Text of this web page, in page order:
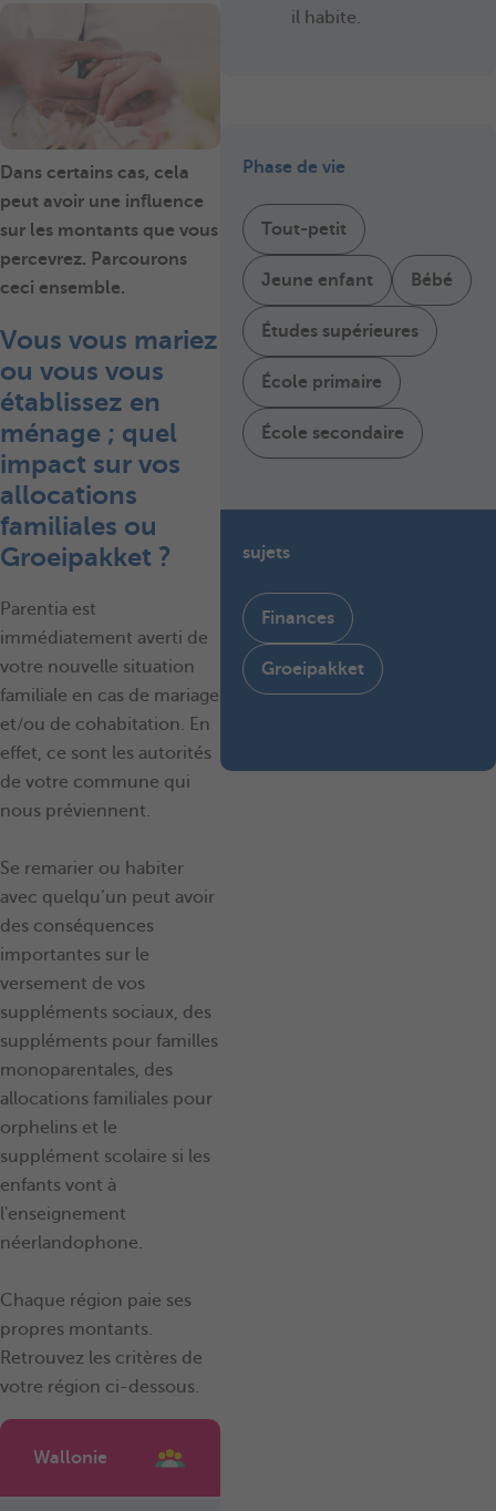
Dans certains cas, cela
peut avoir une influence
sur les montants que vous
percevrez. Parcourons
ceci ensemble.
Vous vous mariez
ou vous vous
établissez en
ménage ; quel
impact sur vos
allocations
familiales ou
Groeipakket ?
Parentia est
immédiatement averti de
votre nouvelle situation
familiale en cas de mariage
et/ou de cohabitation. En
effet, ce sont les autorités
de votre commune qui
nous préviennent.
Se remarier ou habiter
avec quelqu’un peut avoir
des conséquences
importantes sur le
versement de vos
suppléments sociaux, des
suppléments pour familles
monoparentales, des
allocations familiales pour
orphelins et le
supplément scolaire si les
enfants vont à
l'enseignement
néerlandophone.
Chaque région paie ses
propres montants.
Retrouvez les critères de
votre région ci-dessous.
Wallonie
il habite.
Phase de vie
Tout-petit
Jeune enfant Bébé
Études supérieures
École primaire
École secondaire
sujets
Finances
Groeipakket